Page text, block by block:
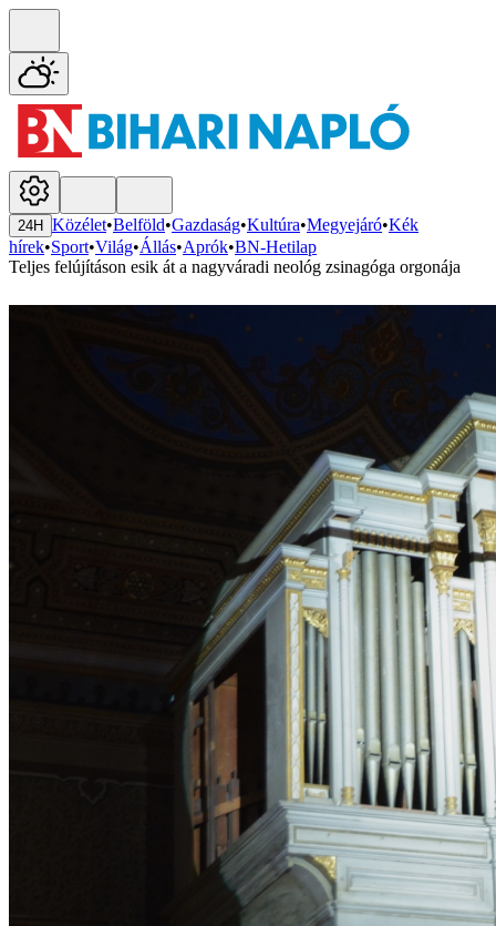
24H Közélet•Belföld•Gazdaság•Kultúra•Megyejáró•Kék
hírek•Sport•Világ•Állás•Aprók•BN-Hetilap
Teljes felújításon esik át a nagyváradi neológ zsinagóga orgonája